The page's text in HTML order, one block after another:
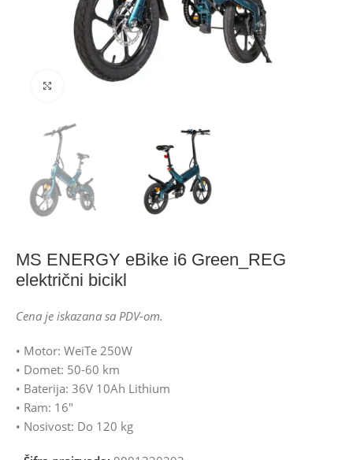
Click to enlarge
MS ENERGY eBike i6 Green_REG
električni bicikl
Cena je iskazana sa PDV-om.
• Motor: WeiTe 250W
• Domet: 50-60 km
• Baterija: 36V 10Ah Lithium
• Ram: 16″
• Nosivost: Do 120 kg